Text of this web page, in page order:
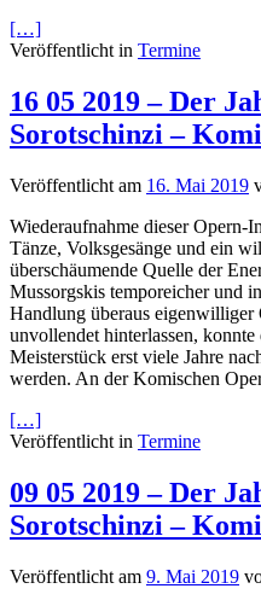
[…]
Veröffentlicht in Termine
16 05 2019 – Der
Sorotschinzi –
Veröffentlicht am 16. Mai 2019
Wiederaufnahme dieser Opern-
Tänze, Volksgesänge und ein
überschäumende Quelle der
Mussorgskis temporeicher und
Handlung überaus eigenwilliger
unvollendet hinterlassen, konnte
Meisterstück erst viele Jahre
werden. An der Komischen
[…]
Veröffentlicht in Termine
09 05 2019 – Der
Sorotschinzi –
Veröffentlicht am 9. Mai 2019